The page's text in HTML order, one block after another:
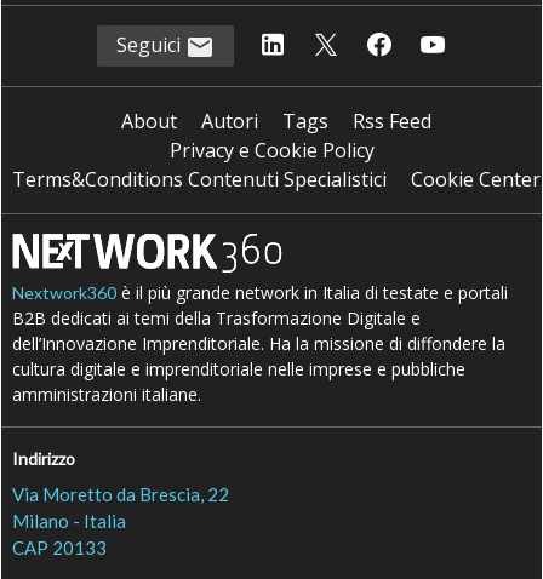
Seguici
About Autori Tags
Rss Feed
Privacy e Cookie Policy
Terms&Conditions Contenuti Specialistici
Cookie Center
Nextwork360 è il più grande network in Italia di testate e portali
B2B dedicati ai temi della Trasformazione Digitale e
dell’Innovazione Imprenditoriale. Ha la missione di diffondere la
cultura digitale e imprenditoriale nelle imprese e pubbliche
amministrazioni italiane.
Indirizzo
Via Moretto da Brescia, 22
Milano - Italia
CAP 20133